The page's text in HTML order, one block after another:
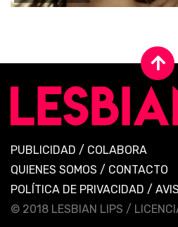
PUBLICIDAD / COLABORA
QUIENES SOMOS / CONTACTO
POLÍTICA DE PRIVACIDAD /
© 2018 LESBIAN LIPS /